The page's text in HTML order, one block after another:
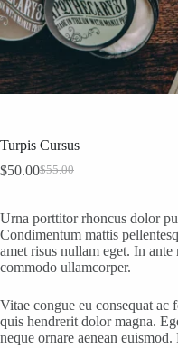
Turpis Cursus
$55.00
Original
$55.00.
$50.00Current
$50.00.
Urna porttitor rhoncus dolor
Condimentum mattis
amet risus nullam eget. In
commodo ullamcorper.
Vitae congue eu consequat
quis hendrerit dolor magna.
neque ornare aenean